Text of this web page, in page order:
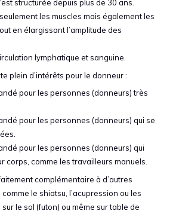
structurée depuis plus de 30 ans.
les muscles mais également les
en élargissant l’amplitude des
lymphatique et sanguine.
plein d’intérêts pour le donneur :
pour les personnes (donneurs) très
pour les personnes (donneurs) qui se
pour les personnes (donneurs) qui
corps, comme les travailleurs manuels.
complémentaire à d’autres
le shiatsu, l’acupression ou les
le sol (futon) ou même sur table de